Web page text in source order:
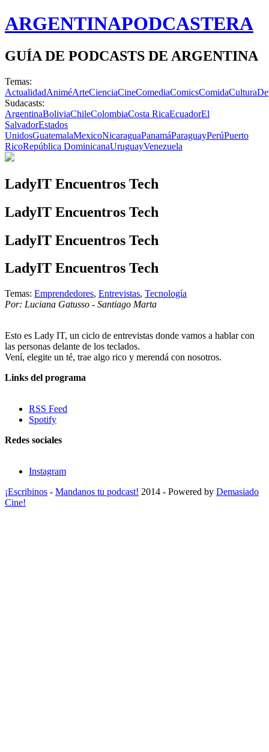
ARGENTINAPODCASTERA
GUÍA DE PODCASTS DE ARGENTINA
Temas:
ActualidadAniméArteCienciaCineComediaComicsComidaCultura
Sudacasts:
ArgentinaBoliviaChileColombiaCosta RicaEcuadorEl
SalvadorEstados
UnidosGuatemalaMexicoNicaraguaPanamáParaguayPerúPuerto
RicoRepública DominicanaUruguayVenezuela
LadyIT Encuentros Tech
LadyIT Encuentros Tech
LadyIT Encuentros Tech
LadyIT Encuentros Tech
Temas: Emprendedores, Entrevistas, Tecnología
Por: Luciana Gatusso - Santiago Marta
Esto es Lady IT, un ciclo de entrevistas donde vamos a hablar con
las personas delante de los teclados.
Vení, elegite un té, trae algo rico y merendá con nosotros.
Links del programa
RSS Feed
Spotify
Redes sociales
Instagram
¡Escribinos - Mandanos tu podcast! 2014 - Powered by Demasiado
Cine!